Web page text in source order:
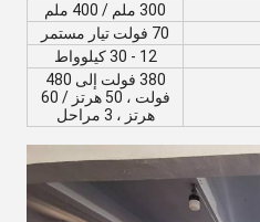
300 ملم / 400 ملم
70 فولت تيار مستمر
12 - 30 كيلوواط
380 فولت إلى 480
فولت ، 50 هرتز / 60
هرتز ، 3 مراحل